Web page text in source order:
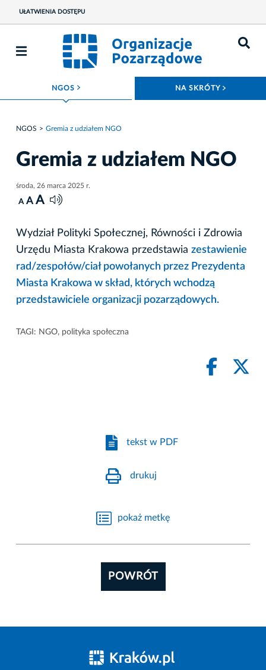
UŁATWIENIA DOSTĘPU
NGOS ROZWIŃ MENU NA SKRÓTY
NGOS Gremia z udziałem NGO
Gremia z udziałem NGO
środa, 26 marca 2025 r.
A A A
Wydział Polityki Społecznej, Równości i Zdrowia
Urzędu Miasta Krakowa przedstawia zestawienie
rad/zespołów/ciał powołanych przez Prezydenta
Miasta Krakowa w skład, których wchodzą
przedstawiciele organizacji pozarządowych.
TAGI: NGO, polityka społeczna
tekst w PDF
drukuj
pokaż metkę
POWRÓT